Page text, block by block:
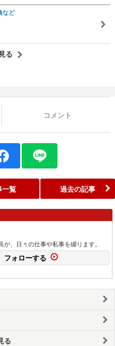
など
る
コメント
一覧 過去の記事
が、日々の仕事や私事を綴ります。
フォローする
る